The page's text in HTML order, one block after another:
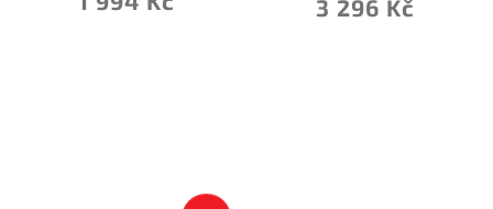
3 296 Kč